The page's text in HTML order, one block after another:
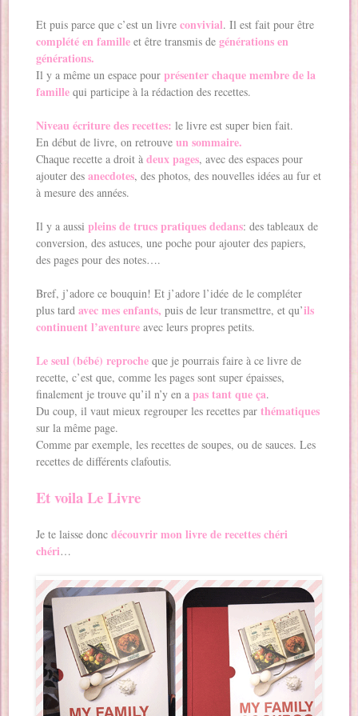
Et puis parce que c’est un livre convivial. Il est fait pour être
complété en famille et être transmis degénérations en
générations.
Il y a même un espace pourprésenter chaque membre de la
famille qui participe à la rédaction des recettes.
Niveau écriture des recettes: le livre est super bien fait.
En début de livre, on retrouve un sommaire.
Chaque recette a droit àdeux pages, avec des espaces pour
ajouter desanecdotes, des photos, des nouvelles idées au fur et
à mesure des années.
Il y a aussi pleins de trucs pratiques dedans: des tableaux de
conversion, des astuces, une poche pour ajouter des papiers,
des pages pour des notes….
Bref, j’adore ce bouquin! Et j’adore l’idée de le compléter
plus tardavec mes enfants, puis de leur transmettre, et qu’ils
continuent l’aventure avec leurs propres petits.
Le seul (bébé) reproche que je pourrais faire à ce livre de
recette, c’est que, comme les pages sont super épaisses,
finalement je trouve qu’il n’y en apas tant que ça.
Du coup, il vaut mieux regrouper les recettes parthématiques
sur la même page.
Comme par exemple, les recettes de soupes, ou de sauces. Les
recettes de différents clafoutis.
Et voila Le Livre
Je te laisse doncdécouvrir mon livre de recettes chéri
chéri…